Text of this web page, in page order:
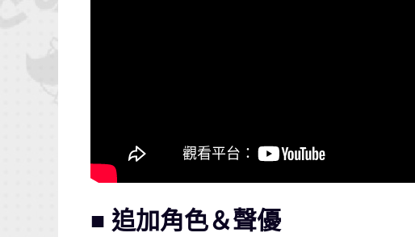
■ 追加角色＆聲優